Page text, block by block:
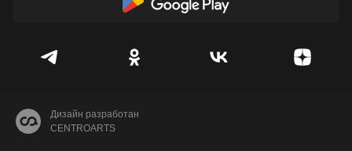
Дизайн разработан
CENTROARTS